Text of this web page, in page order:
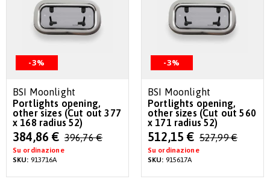
-3%
BSI Moonlight
Portlights opening,
other sizes (Cut out 377
x 168 radius 52)
Special
Price
384,86 € 396,76 €
Su ordinazione
SKU: 913716A
-3%
BSI Moonlight
Portlights opening,
other sizes (Cut out 560
x 171 radius 52)
Special
Price
512,15 € 527,99 €
Su ordinazione
SKU: 915617A